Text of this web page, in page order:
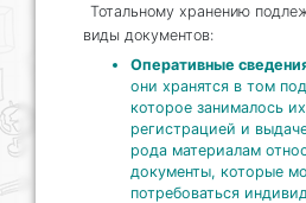
Тотальному хранению
виды документов:
Оперативные
они хранятся в том
которое занималось
регистрацией и
рода материалам
документы, которые
потребоваться